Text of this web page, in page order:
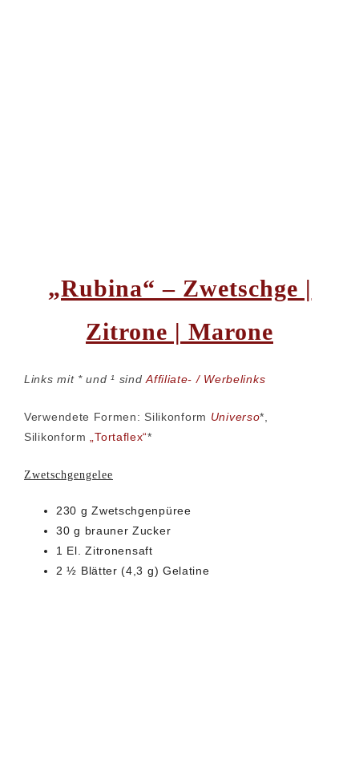
„Rubina“ – Zwetschge |
Zitrone | Marone
Links mit * und ¹ sindAffiliate- / Werbelinks
Verwendete Formen: Silikonform Universo*,
Silikonform„Tortaflex“*
Zwetschgengelee
230 g Zwetschgenpüree
30 g brauner Zucker
1 El. Zitronensaft
2 ½ Blätter (4,3 g) Gelatine